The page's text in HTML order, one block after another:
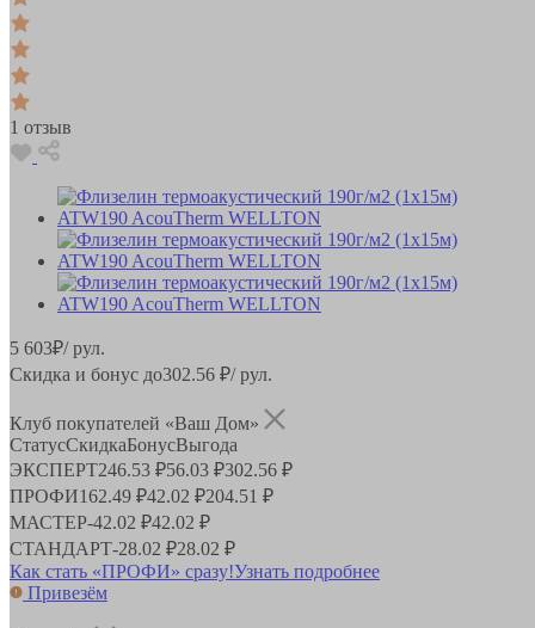
1 отзыв
5 603₽/ рул.
Скидка и бонус до302.56 ₽/ рул.
Клуб покупателей «Ваш Дом»
СтатусСкидкаБонусВыгода
ЭКСПЕРТ246.53 ₽56.03 ₽302.56 ₽
ПРОФИ162.49 ₽42.02 ₽204.51 ₽
МАСТЕР-42.02 ₽42.02 ₽
СТАНДАРТ-28.02 ₽28.02 ₽
Как стать «ПРОФИ» сразу!Узнать подробнее
Привезём